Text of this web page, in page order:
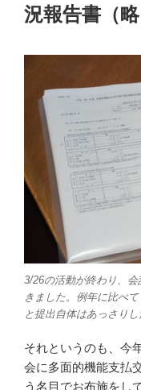
況報告書（
3/26の活動が終わり、
きました。例年に比べ
と提出自体はあっさりし
それというのも、今
会に多面的機能支払
う名目でお布施をし